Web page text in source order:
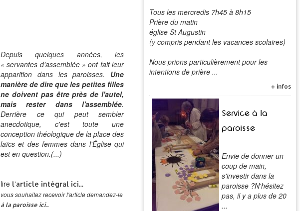
Depuis quelques années, les
« servantes d'assemblée » ont fait leur
apparition dans les paroisses. Une
manière de dire que les petites filles
ne doivent pas être près de l'autel,
mais rester dans l'assemblée.
Derrière ce qui peut sembler
anecdotique, c'est toute une
conception théologique de la place des
laïcs et des femmes dans l'Église qui
est en question.(...)
lire l'article intégral ici...
vous souhaitez recevoir l'article demandez-le
à la paroisse ici...
Tous les mercredis 7h45 à 8h15
Prière du matin
église St Augustin
(y compris pendant les vacances scolaires)
Nous prions particulièrement pour les
intentions de prière ...
+ infos
Service à la
paroisse
Envie de donner un
coup de main,
s'investir dans la
paroisse ?N'hésitez
pas, il y a plus de 20
...